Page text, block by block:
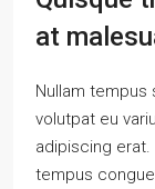
at
Nullam tempus
volutpat eu
adipiscing
tempus